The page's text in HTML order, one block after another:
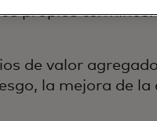
propios términos.
de valor
la mejora de